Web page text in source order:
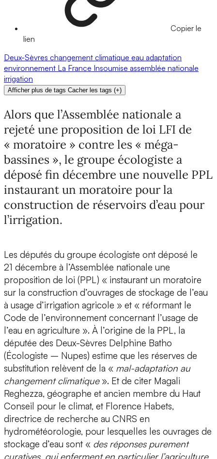
Copier le
lien
Deux-Sèvres changement climatique eau adaptation
environnement La France Insoumise assemblée nationale
irrigation
Afficher plus de tags Cacher les tags (+)
Alors que l’Assemblée nationale a
rejeté une proposition de loi LFI de
« moratoire » contre les « méga-
bassines », le groupe écologiste a
déposé fin décembre une nouvelle PPL
instaurant un moratoire pour la
construction de réservoirs d’eau pour
l’irrigation.
Les députés du groupe écologiste ont déposé le
21 décembre à l’Assemblée nationale une
proposition de loi (PPL) « instaurant un moratoire
sur la construction d’ouvrages de stockage de l’eau
à usage d’irrigation agricole » et « réformant le
Code de l’environnement concernant l’usage de
l’eau en agriculture ». À l’origine de la PPL, la
députée des Deux-Sèvres Delphine Batho
(Écologiste – Nupes) estime que les réserves de
substitution relèvent de la « mal-adaptation au
changement climatique». Et de citer Magali
Reghezza, géographe et ancien membre du Haut
Conseil pour le climat, et Florence Habets,
directrice de recherche au CNRS en
hydrométéorologie, pour lesquelles les ouvrages de
stockage d’eau sont « des réponses purement
curatives, qui enferment en particulier l’agriculture